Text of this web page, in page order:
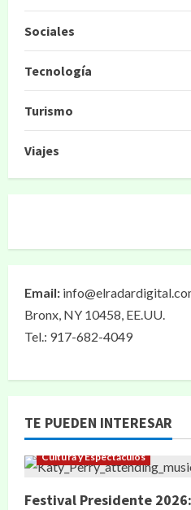
Sociales
Tecnología
Turismo
Viajes
Email:
Bronx, NY 10458, EE.UU.
Tel.: 917-682-4049
TE PUEDEN INTERESAR
Cultura y Espectáculos
Festival Presidente